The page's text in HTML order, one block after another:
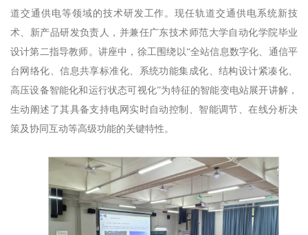
道交通供电等领域的技术研发工作。现任轨道交通供电系统新技
术、新产品研发负责人，并兼任广东技术师范大学自动化学院毕业
设计第二指导教师。讲座中 ，徐工围绕 以“全站信息数字化、通信平
台网络化、信息共享标准化、系统功能集成化、结构设计紧凑化、
高压设备智能化和运行状态可视化”为特征的智能变电站展开讲解，
生动阐述了其具备支持电网实时自动控制、智能调节、在线分析决
策及协同互动等高级功能的关键特性。